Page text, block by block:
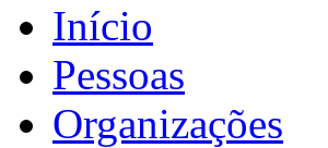
Início
Pessoas
Organizações